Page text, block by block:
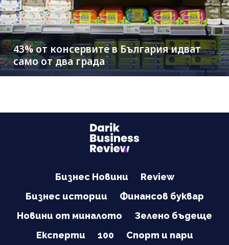
43% от консервите в България идват
само от два града
Бизнес Новини
Review
Бизнес истории
Финансов буквар
Новини от миналото
Зелено бъдеще
Експерти
100
Спорт и пари